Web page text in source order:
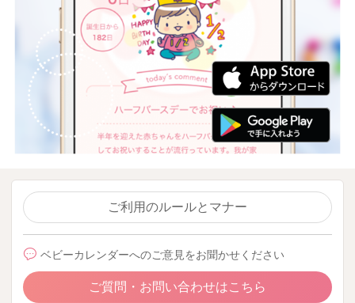
ご利用のルールとマナー
ベビーカレンダーへのご意見をお聞かせください
ご質問・お問い合わせはこちら